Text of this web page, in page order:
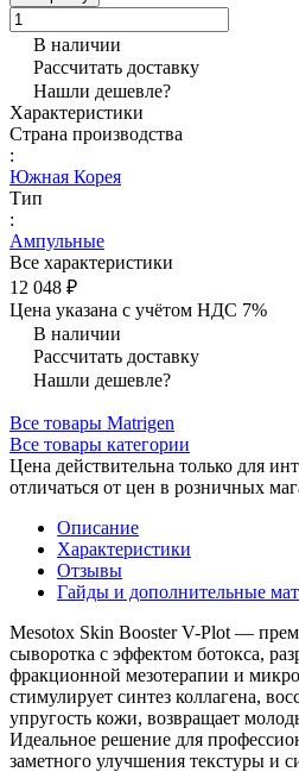
В наличии
Рассчитать доставку
Нашли дешевле?
Характеристики
Страна производства
:
Южная Корея
Тип
:
Ампульные
Все характеристики
12 048 ₽
Цена указана с учётом НДС 7%
В наличии
Рассчитать доставку
Нашли дешевле?
Все товары Matrigen
Все товары категории
Цена действительна только для
отличаться от цен в розничных
Описание
Характеристики
Отзывы
Гайды и дополнительные
Mesotox Skin Booster V-Plot —
сыворотка с эффектом ботокса,
фракционной мезотерапии и
стимулирует синтез коллагена,
упругость кожи, возвращает
Идеальное решение для
заметного улучшения текстуры и